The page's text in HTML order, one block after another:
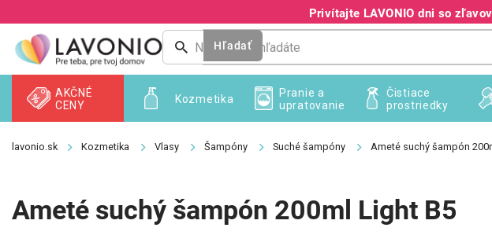
na
obsah
Privítajte LAVONIO dni so
Hľadať
Kozmetika
AKČNÉ
CENY
Pranie a
upratovanie
Čistiace
prostriedky
Kozmetika Vlasy Šampóny Suché šampóny Ameté suchý šampón
Ameté suchý šampón 200ml Light B5